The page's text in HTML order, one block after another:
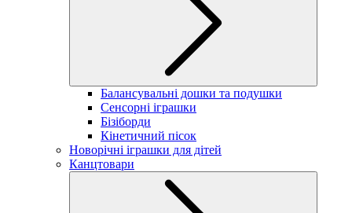
Балансувальні дошки та подушки
Сенсорні іграшки
Бізіборди
Кінетичний пісок
Новорічні іграшки для дітей
Канцтовари